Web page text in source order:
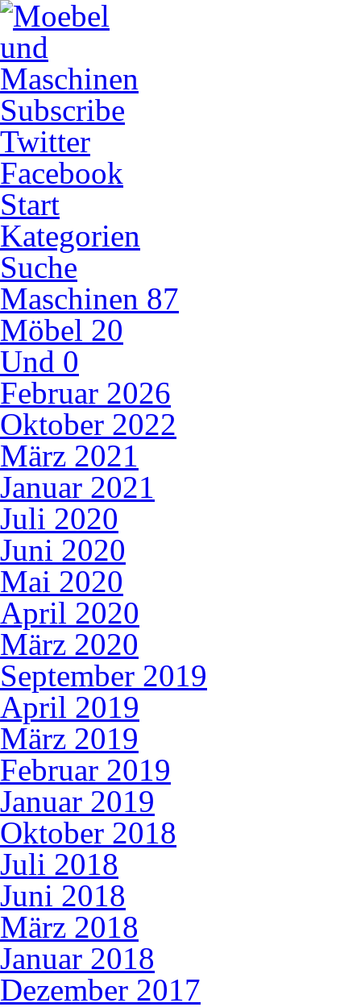
Subscribe
Twitter
Facebook
Start
Kategorien
Suche
Maschinen 87
Möbel 20
Und 0
Februar 2026
Oktober 2022
März 2021
Januar 2021
Juli 2020
Juni 2020
Mai 2020
April 2020
März 2020
September 2019
April 2019
März 2019
Februar 2019
Januar 2019
Oktober 2018
Juli 2018
Juni 2018
März 2018
Januar 2018
Dezember 2017